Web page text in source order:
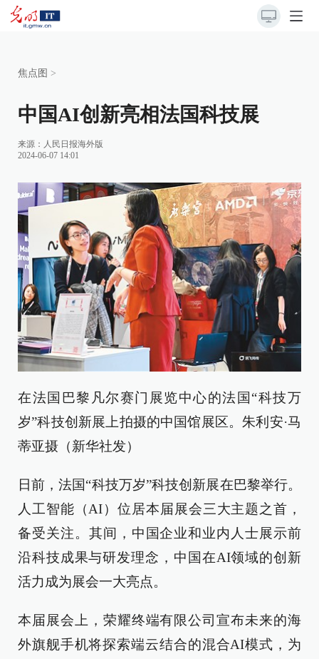
焦点图 >
中国AI创新亮相法国科技展
来源： 人民日报海外版
2024-06-07 14:01
在法国巴黎凡尔赛门展览中心的法国“科技万
岁”科技创新展上拍摄的中国馆展区。朱利安·马
蒂亚摄（新华社发）
日前，法国“科技万岁”科技创新展在巴黎举行。
人工智能（AI）位居本届展会三大主题之首，
备受关注。其间，中国企业和业内人士展示前
沿科技成果与研发理念，中国在AI领域的创新
活力成为展会一大亮点。
本届展会上，荣耀终端有限公司宣布未来的海
外旗舰手机将探索端云结合的混合AI模式，为